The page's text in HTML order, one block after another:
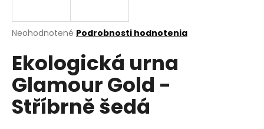
Priemerné
produktu
je
0,0
z
5
hviezdičiek.
Neohodnotené Podrobnosti hodnotenia
Ekologická urna
Glamour Gold -
Stříbrně šedá
j
ť
?